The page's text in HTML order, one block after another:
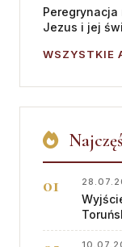
Jezus i jej
WSZYSTKIE